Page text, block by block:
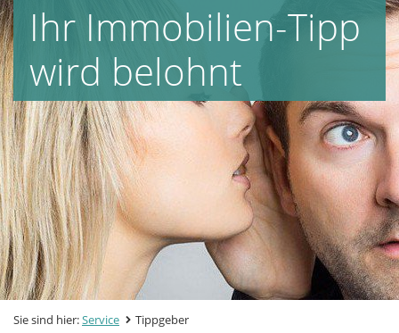
Ihr Immobilien-Tipp
wird belohnt
Sie sind hier:Service Tippgeber